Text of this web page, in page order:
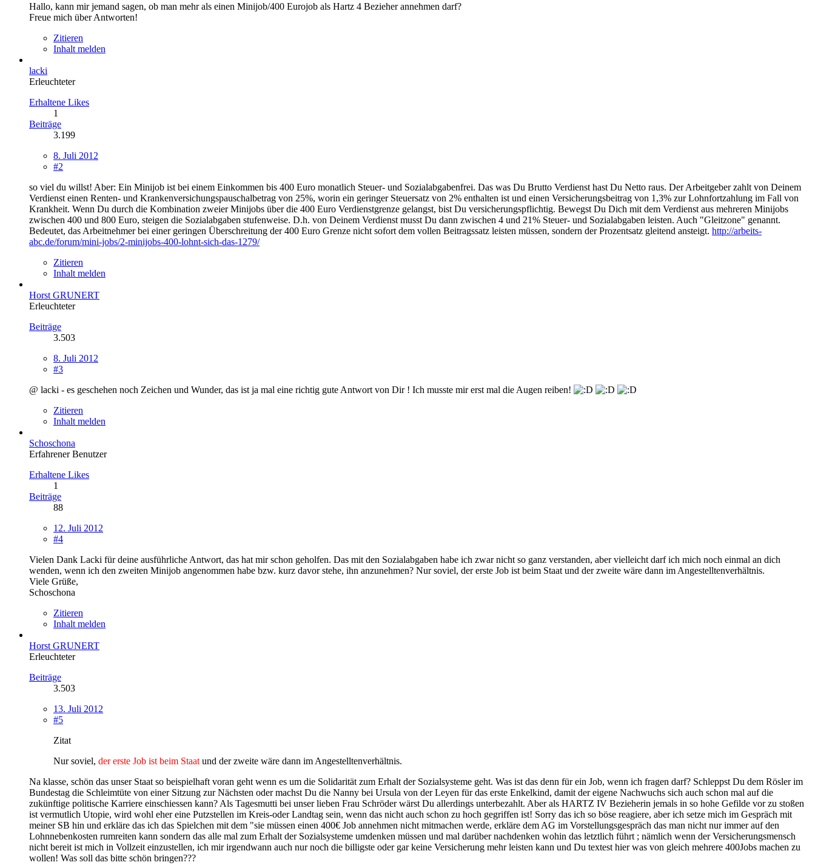
Hallo, kann mir jemand sagen, ob man mehr als einen Minijob/400 Eurojob als Hartz 4 Bezieher annehmen darf?
Freue mich über Antworten!
Zitieren
Inhalt melden
lacki
Erleuchteter
Erhaltene Likes
1
Beiträge
3.199
8. Juli 2012
#2
so viel du willst! Aber: Ein Minijob ist bei einem Einkommen bis 400 Euro monatlich Steuer- und Sozialabgabenfrei. Das was Du Brutto Verdienst hast Du Netto raus. Der Arbeitgeber zahlt von Deinem
Verdienst einen Renten- und Krankenversichungspauschalbetrag von 25%, worin ein geringer Steuersatz von 2% enthalten ist und einen Versicherungsbeitrag von 1,3% zur Lohnfortzahlung im Fall von
Krankheit. Wenn Du durch die Kombination zweier Minijobs über die 400 Euro Verdienstgrenze gelangst, bist Du versicherungspflichtig. Bewegst Du Dich mit dem Verdienst aus mehreren Minijobs
zwischen 400 und 800 Euro, steigen die Sozialabgaben stufenweise. D.h. von Deinem Verdienst musst Du dann zwischen 4 und 21% Steuer- und Sozialabgaben leisten. Auch "Gleitzone" genannt.
Bedeutet, das Arbeitnehmer bei einer geringen Überschreitung der 400 Euro Grenze nicht sofort dem vollen Beitragssatz leisten müssen, sondern der Prozentsatz gleitend ansteigt. http://arbeits-
abc.de/forum/mini-jobs/2-minijobs-400-lohnt-sich-das-1279/
Zitieren
Inhalt melden
Horst GRUNERT
Erleuchteter
Beiträge
3.503
8. Juli 2012
#3
@ lacki - es geschehen noch Zeichen und Wunder, das ist ja mal eine richtig gute Antwort von Dir ! Ich musste mir erst mal die Augen reiben!
Zitieren
Inhalt melden
Schoschona
Erfahrener Benutzer
Erhaltene Likes
1
Beiträge
88
12. Juli 2012
#4
Vielen Dank Lacki für deine ausführliche Antwort, das hat mir schon geholfen. Das mit den Sozialabgaben habe ich zwar nicht so ganz verstanden, aber vielleicht darf ich mich noch einmal an dich
wenden, wenn ich den zweiten Minijob angenommen habe bzw. kurz davor stehe, ihn anzunehmen? Nur soviel, der erste Job ist beim Staat und der zweite wäre dann im Angestelltenverhältnis.
Viele Grüße,
Schoschona
Zitieren
Inhalt melden
Horst GRUNERT
Erleuchteter
Beiträge
3.503
13. Juli 2012
#5
Zitat
Nur soviel, der erste Job ist beim Staat und der zweite wäre dann im Angestelltenverhältnis.
Na klasse, schön das unser Staat so beispielhaft voran geht wenn es um die Solidarität zum Erhalt der Sozialsysteme geht. Was ist das denn für ein Job, wenn ich fragen darf? Schleppst Du dem Rösler im
Bundestag die Schleimtüte von einer Sitzung zur Nächsten oder machst Du die Nanny bei Ursula von der Leyen für das erste Enkelkind, damit der eigene Nachwuchs sich auch schon mal auf die
zukünftige politische Karriere einschiessen kann? Als Tagesmutti bei unser lieben Frau Schröder wärst Du allerdings unterbezahlt. Aber als HARTZ IV Bezieherin jemals in so hohe Gefilde vor zu stoßen
ist vermutlich Utopie, wird wohl eher eine Putzstellen im Kreis-oder Landtag sein, wenn das nicht auch schon zu hoch gegriffen ist! Sorry das ich so böse reagiere, aber ich setze mich im Gespräch mit
meiner SB hin und erkläre das ich das Spielchen mit dem "sie müssen einen 400€ Job annehmen nicht mitmachen werde, erkläre dem AG im Vorstellungsgespräch das man nicht nur immer auf den
Lohnnebenkosten rumreiten kann sondern das alle mal zum Erhalt der Sozialsysteme umdenken müssen und mal darüber nachdenken wohin das letztlich führt ; nämlich wenn der Versicherungsmensch
nicht bereit ist mich in Vollzeit einzustellen, ich mir irgendwann auch nur noch die billigste oder gar keine Versicherung mehr leisten kann und Du textest hier was von gleich mehrere 400Jobs machen zu
wollen! Was soll das bitte schön bringen???